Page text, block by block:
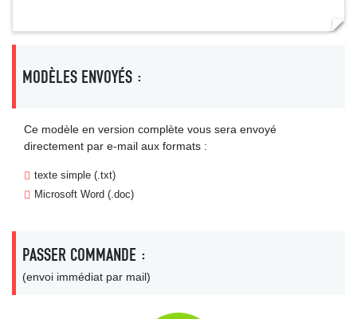
MODÈLES ENVOYÉS :
Ce modèle en version complète vous sera envoyé
directement par e-mail aux formats :
texte simple (.txt)
Microsoft Word (.doc)
PASSER COMMANDE :
(envoi immédiat par mail)